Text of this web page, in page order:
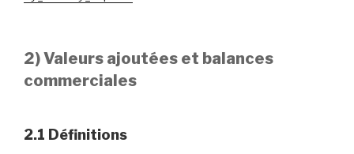
2) Valeurs ajoutées et balances
commerciales
2.1 Définitions